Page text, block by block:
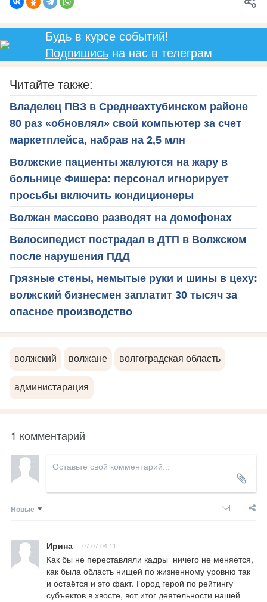
Будь в курсе событий!
Подпишисьна нас в телеграм
Читайте также:
Владелец ПВЗ в Среднеахтубинском районе
80 раз «обновлял» свой компьютер за счет
маркетплейса, набрав на 2,5 млн
Волжские пациенты жалуются на жару в
больнице Фишера: персонал игнорирует
просьбы включить кондиционеры
Волжан массово разводят на домофонах
Велосипедист пострадал в ДТП в Волжском
после нарушения ПДД
Грязные стены, немытые руки и шины в цеху:
волжский бизнесмен заплатит 30 тысяч за
опасное производство
волжский волжане волгоградская область
администарация
1 комментарий
Новые
Ирина 07.07 04:11
Как бы не переставляли кадры  ничего не меняется,
как была область нищей по жизненному уровню так
и остаётся и это факт. Город герой по рейтингу
субъектов в хвосте, вот итог деятельности нашей